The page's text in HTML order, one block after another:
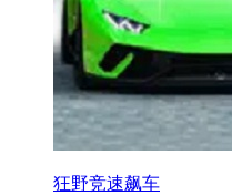
狂野竞速飙车